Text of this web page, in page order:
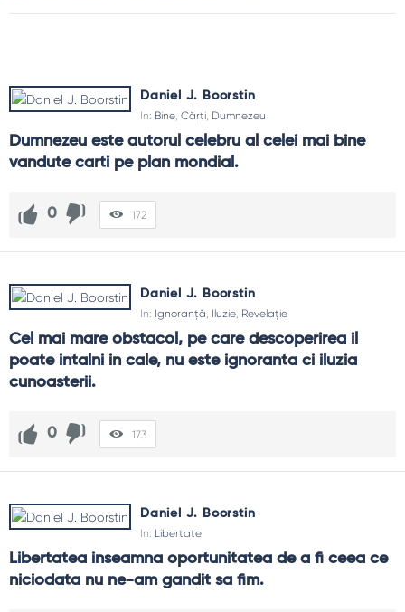
Daniel J. Boorstin
In: Bine, Cărți, Dumnezeu
Dumnezeu este autorul celebru al celei mai bine
vandute carti pe plan mondial.
0 172
Daniel J. Boorstin
In: Ignoranță, Iluzie, Revelaţie
Cel mai mare obstacol, pe care descoperirea il
poate intalni in cale, nu este ignoranta ci iluzia
cunoasterii.
0 173
Daniel J. Boorstin
In: Libertate
Libertatea inseamna oportunitatea de a fi ceea ce
niciodata nu ne-am gandit sa fim.